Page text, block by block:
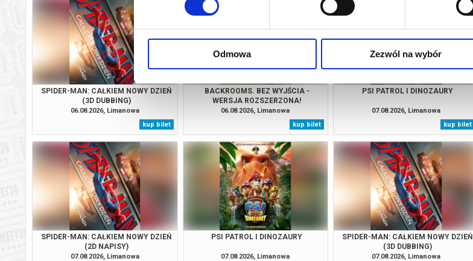
Odmowa Zezwól na wybór
SPIDER-MAN: CAŁKIEM NOWY DZIEŃ
(3D DUBBING)
06.08.2026, Limanowa
kup bilet
BACKROOMS. BEZ WYJŚCIA -
WERSJA ROZSZERZONA!
06.08.2026, Limanowa
kup bilet
PSI PATROL I DINOZAURY
07.08.2026, Limanowa
kup bilet
SPIDER-MAN: CAŁKIEM NOWY DZIEŃ
(2D NAPISY)
07.08.2026, Limanowa
PSI PATROL I DINOZAURY
07.08.2026, Limanowa
SPIDER-MAN: CAŁKIEM NOWY DZIEŃ
(3D DUBBING)
07.08.2026, Limanowa